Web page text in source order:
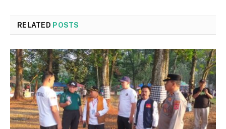
RELATED POSTS